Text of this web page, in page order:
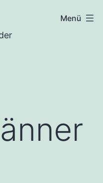
Menü